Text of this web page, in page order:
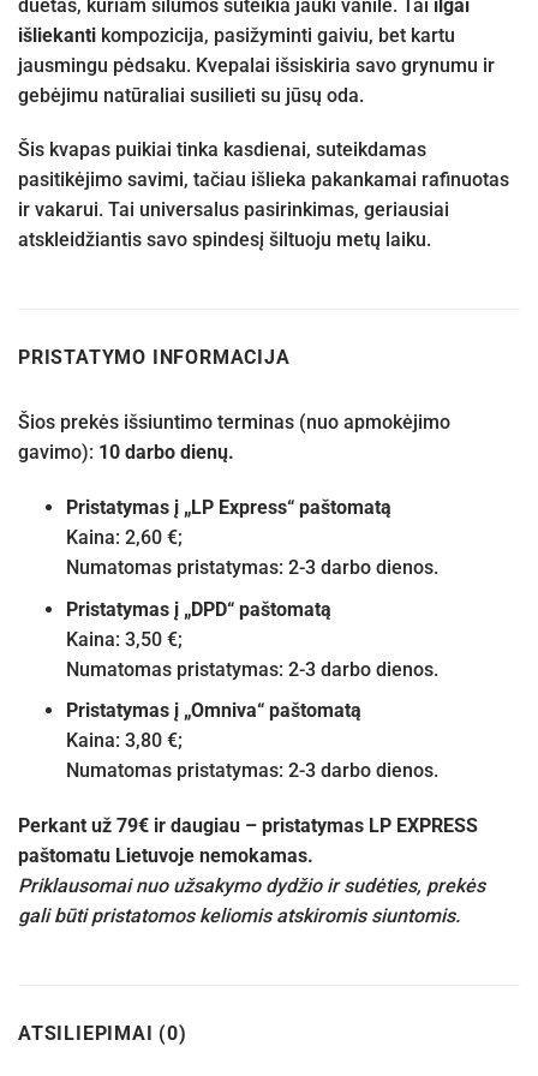
duetas, kuriam šilumos suteikia jauki vanilė. Tai ilgai
išliekanti kompozicija, pasižyminti gaiviu, bet kartu
jausmingu pėdsaku. Kvepalai išsiskiria savo grynumu ir
gebėjimu natūraliai susilieti su jūsų oda.
Šis kvapas puikiai tinka kasdienai, suteikdamas
pasitikėjimo savimi, tačiau išlieka pakankamai rafinuotas
ir vakarui. Tai universalus pasirinkimas, geriausiai
atskleidžiantis savo spindesį šiltuoju metų laiku.
PRISTATYMO INFORMACIJA
Šios prekės išsiuntimo terminas (nuo apmokėjimo
gavimo): 10 darbo dienų.
Pristatymas į „LP Express“ paštomatą
Kaina: 2,60 €;
Numatomas pristatymas: 2-3 darbo dienos.
Pristatymas į „DPD“ paštomatą
Kaina: 3,50 €;
Numatomas pristatymas: 2-3 darbo dienos.
Pristatymas į „Omniva“ paštomatą
Kaina: 3,80 €;
Numatomas pristatymas: 2-3 darbo dienos.
Perkant už 79€ ir daugiau – pristatymas LP EXPRESS
paštomatu Lietuvoje nemokamas.
Priklausomai nuo užsakymo dydžio ir sudėties, prekės
gali būti pristatomos keliomis atskiromis siuntomis.
ATSILIEPIMAI (0)